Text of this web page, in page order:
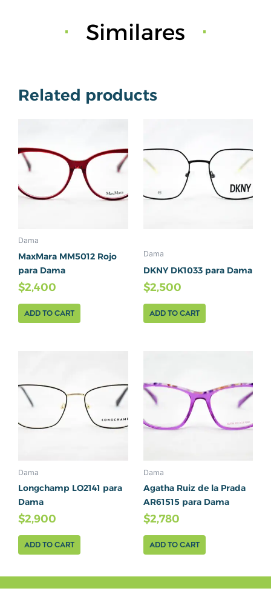
Similares
Related products
Dama
MaxMara MM5012 Rojo
para Dama
$2,400
Add to cart
Dama
DKNY DK1033 para Dama
$2,500
Add to cart
Dama
Longchamp LO2141 para
Dama
$2,900
Add to cart
Dama
Agatha Ruiz de la Prada
AR61515 para Dama
$2,780
Add to cart